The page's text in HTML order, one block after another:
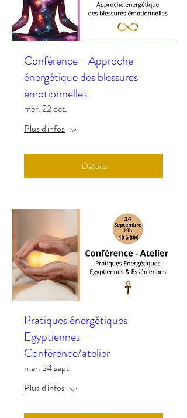
Conférence - Approche
énergétique des blessures
émotionnelles
mer. 22 oct.
Plus d'infos
Détails
Pratiques énergétiques
Egyptiennes -
Conférence/atelier
mer. 24 sept.
Plus d'infos